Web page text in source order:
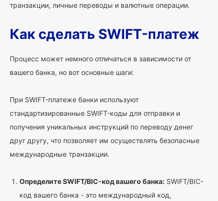
транзакции, личные переводы и валютные операции.
Как сделать SWIFT-платеж
Процесс может немного отличаться в зависимости от
вашего банка, но вот основные шаги:
При SWIFT-платеже банки используют
стандартизированные SWIFT-коды для отправки и
получения уникальных инструкций по переводу денег
друг другу, что позволяет им осуществлять безопасные
международные транзакции.
Определите SWIFT/BIC-код вашего банка: SWIFT/BIC-
код вашего банка - это международный код,